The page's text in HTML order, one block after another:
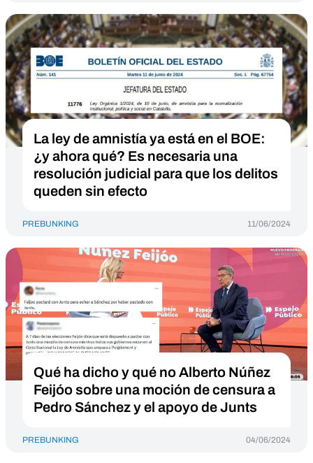
La ley de amnistía ya está en el BOE:
¿y ahora qué? Es necesaria una
resolución judicial para que los delitos
queden sin efecto
PREBUNKING 11/06/2024
Qué ha dicho y qué no Alberto Núñez
Feijóo sobre una moción de censura a
Pedro Sánchez y el apoyo de Junts
PREBUNKING 04/06/2024